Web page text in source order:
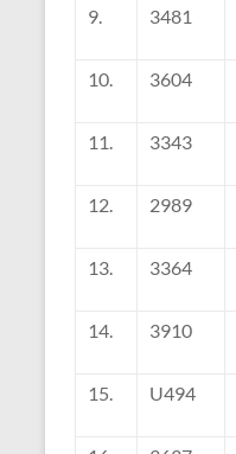
9. 3481
10. 3604
11. 3343
12. 2989
13. 3364
14. 3910
15. U494